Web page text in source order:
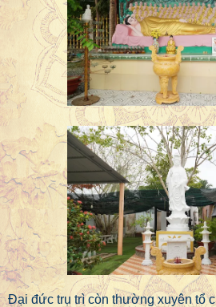
Đại đức trụ trì còn thường xuyên tổ